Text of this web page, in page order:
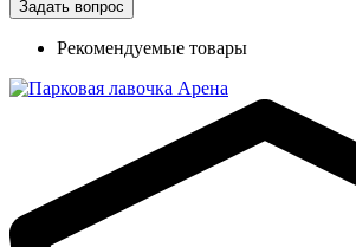
Рекомендуемые товары